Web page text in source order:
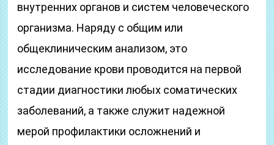
внутренних органов и систем человеческого
организма. Наряду с общим или
общеклиническим анализом, это
исследование крови проводится на первой
стадии диагностики любых соматических
заболеваний, а также служит надежной
мерой профилактики осложнений и